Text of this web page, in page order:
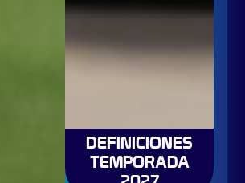
DEFINICIONES
TEMPORADA